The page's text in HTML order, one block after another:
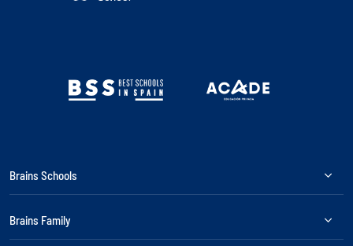
Brains Schools
Brains Family